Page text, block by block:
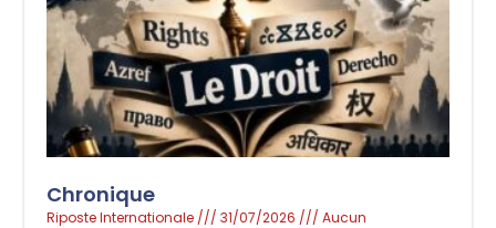
Chronique
Riposte Internationale 31/07/2026
Aucun